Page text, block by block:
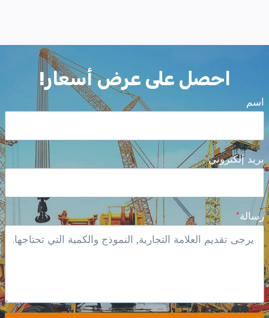
احصل على عرض أسعار!
اسم
بريد إلكتروني*
رسالة*